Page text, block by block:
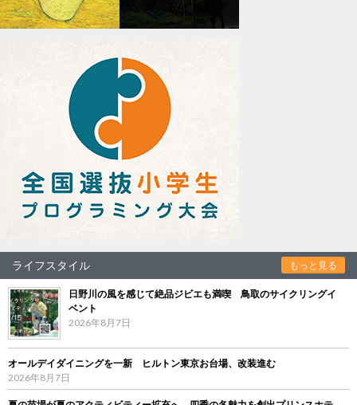
ライフスタイル もっと見る
日野川の風を感じて絶品ジビエも満喫 鳥取のサイクリングイ
ベント
2026年8月7日
オールデイダイニングを一新 ヒルトン東京お台場、改装進む
2026年8月7日